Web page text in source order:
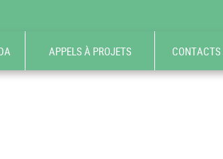
APPELS À PROJETS CONTACTS